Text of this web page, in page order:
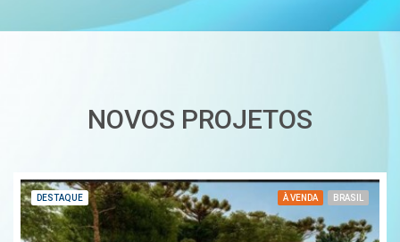
NOVOS PROJETOS
DESTAQUE À VENDA BRASIL